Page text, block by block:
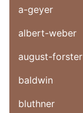
a-geyer
albert-weber
august-forster
baldwin
bluthner